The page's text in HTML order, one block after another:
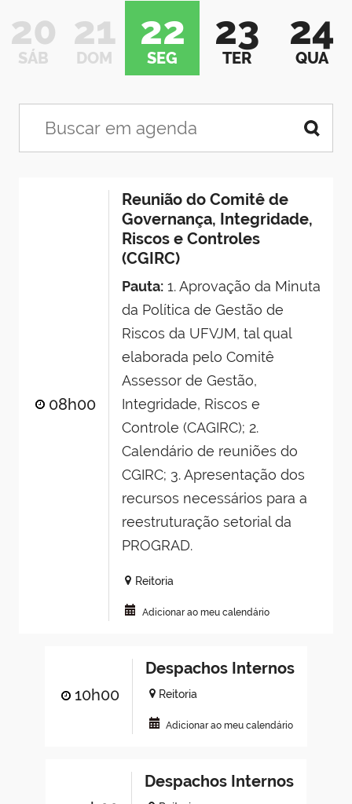
20
SÁB
21
DOM
22
SEG
23
TER
24
QUA
08h00
Reunião do Comitê de
Governança, Integridade,
Riscos e Controles
(CGIRC)
Pauta:1. Aprovação da Minuta
da Política de Gestão de
Riscos da UFVJM, tal qual
elaborada pelo Comitê
Assessor de Gestão,
Integridade, Riscos e
Controle (CAGIRC); 2.
Calendário de reuniões do
CGIRC; 3. Apresentação dos
recursos necessários para a
reestruturação setorial da
PROGRAD.
Reitoria
Adicionar ao meu calendário
10h00
Despachos Internos
Reitoria
Adicionar ao meu calendário
Despachos Internos